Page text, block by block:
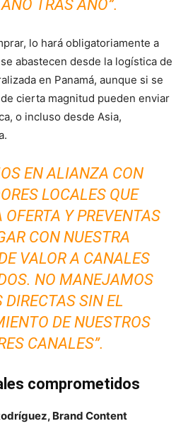
TRAS AÑO”.
lo hará obligatoriamente a
abastecen desde la logística de
en Panamá, aunque si se
cierta magnitud pueden enviar
o incluso desde Asia,
EN ALIANZA CON
LOCALES QUE
OFERTA Y PREVENTAS
CON NUESTRA
VALOR A CANALES
NO MANEJAMOS
DIRECTAS SIN EL
DE NUESTROS
CANALES”.
comprometidos
Brand Content